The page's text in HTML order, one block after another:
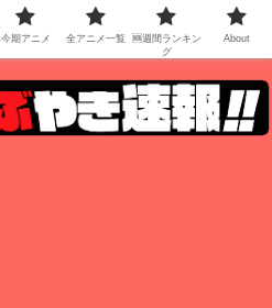
今期アニメ 全アニメ一覧
🆕週間ランキン
グ
About